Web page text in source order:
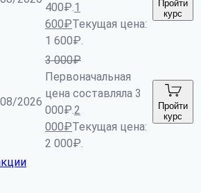
400₽.1
600₽Текущая цена:
1 600₽.
Пройти
курс
2026
3 000₽
Первоначальная
цена составляла 3
000₽.2
000₽Текущая цена:
2 000₽.
Пройти
курс